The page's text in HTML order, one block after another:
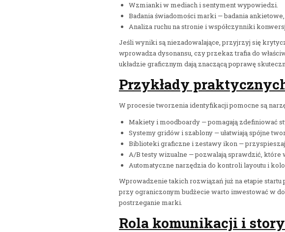
Wzmianki w mediach i sentyment wypowiedzi.
Badania świadomości marki — badania
Analiza ruchu na stronie i współczynniki
Jeśli wyniki są niezadowalające, przyjrzyj się
wprowadza dysonansu, czy przekaz trafia do
układzie graficznym dają znaczącą poprawę
Przykłady
W procesie tworzenia identyfikacji pomocne są
Makiety i moodboardy — pomagają zdefiniować
Systemy gridów i szablony — ułatwiają spójne
Biblioteki graficzne i zestawy ikon —
A/B testy wizualne — pozwalają sprawdzić,
Automatyczne narzędzia do kontroli layoutu i
Wprowadzenie takich rozwiązań już na etapie
przy ograniczonym budżecie warto inwestować w
postrzeganie marki.
Rola komunikacji i